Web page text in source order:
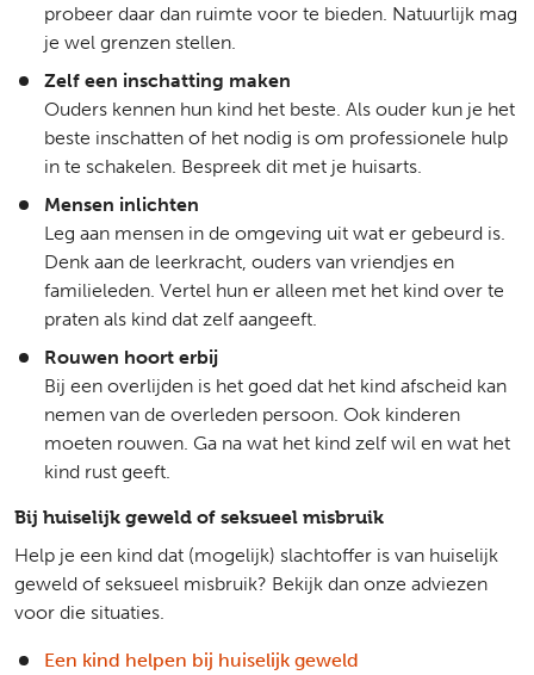
probeer daar dan ruimte voor te bieden. Natuurlijk mag
je wel grenzen stellen.
Zelf een inschatting maken
Ouders kennen hun kind het beste. Als ouder kun je het
beste inschatten of het nodig is om professionele hulp
in te schakelen. Bespreek dit met je huisarts.
Mensen inlichten
Leg aan mensen in de omgeving uit wat er gebeurd is.
Denk aan de leerkracht, ouders van vriendjes en
familieleden. Vertel hun er alleen met het kind over te
praten als kind dat zelf aangeeft.
Rouwen hoort erbij
Bij een overlijden is het goed dat het kind afscheid kan
nemen van de overleden persoon. Ook kinderen
moeten rouwen. Ga na wat het kind zelf wil en wat het
kind rust geeft.
Bij huiselijk geweld of seksueel misbruik
Help je een kind dat (mogelijk) slachtoffer is van huiselijk
geweld of seksueel misbruik? Bekijk dan onze adviezen
voor die situaties.
Een kind helpen bij huiselijk geweld